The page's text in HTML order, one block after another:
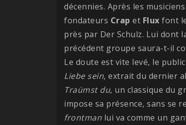
décennies. Après les
fondateurs Crap et Flux font
près par Der Schulz. Lui dont
précédent groupe saura-t-il
Le doute est vite levé, le
Liebe sein, extrait du dernier
Traümst du, un classique du
impose sa présence, sans se
frontman lui va comme un